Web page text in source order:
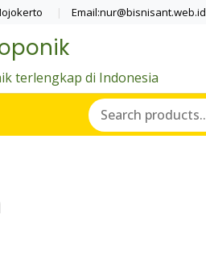
Email:nur@bisnisant.web.id
terlengkap di Indonesia